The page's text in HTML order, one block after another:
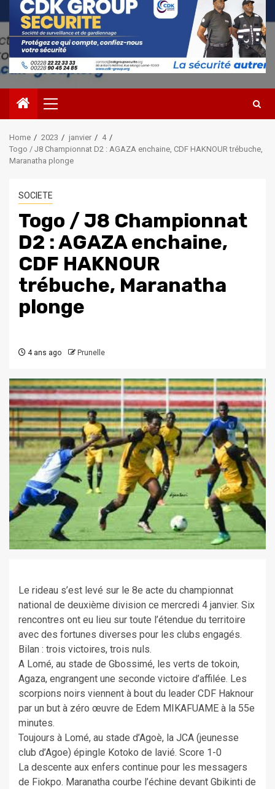
Primary
Menu
Home 2023 janvier
4
Togo / J8 Championnat D2 : AGAZA enchaine, CDF HAKNOUR trébuche,
Maranatha plonge
SOCIETE
Togo / J8 Championnat
D2 : AGAZA enchaine,
CDF HAKNOUR
trébuche, Maranatha
plonge
4 ans ago Prunelle
Le rideau s’est levé sur le 8e acte du championnat
national de deuxième division ce mercredi 4 janvier. Six
rencontres ont eu lieu sur toute l’étendue du territoire
avec des fortunes diverses pour les clubs engagés.
Bilan : trois victoires, trois nuls.
A Lomé, au stade de Gbossimé, les verts de tokoin,
Agaza, engrangent une seconde victoire d’affilée. Les
scorpions noirs viennent à bout du leader CDF Haknour
par un but à zéro œuvre de Edem MIKAFUAME à la 55e
minutes.
Toujours à Lomé, au stade d’Agoè, la JCA (jeunesse
club d’Agoe) épingle Kotoko de lavié. Score 1-0
La descente aux enfers continue pour les messagers
de Fiokpo. Maranatha courbe l’échine devant Gbikinti de